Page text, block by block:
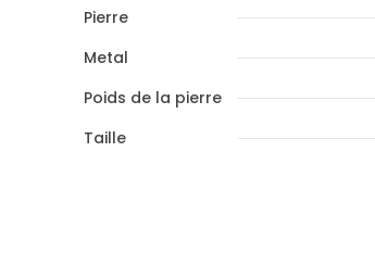
Pierre
Metal
Poids de la pierre
Taille